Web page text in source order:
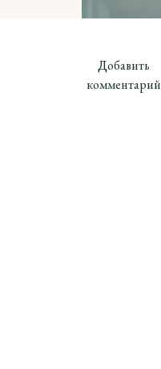
Добавить
комментарий
к
записи